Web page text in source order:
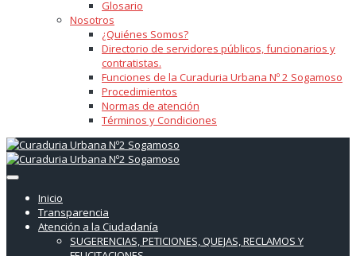
Glosario
Nosotros
¿Quiénes Somos?
Directorio de servidores públicos, funcionarios y
contratistas.
Funciones de la Curaduria Urbana Nº 2 Sogamoso
Procedimientos
Normas de atención
Términos y Condiciones
Inicio
Transparencia
Atención a la Ciudadanía
SUGERENCIAS, PETICIONES, QUEJAS, RECLAMOS Y